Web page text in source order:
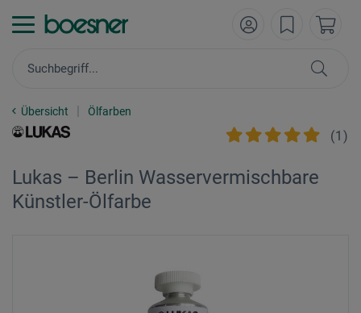
Übersicht Ölfarben
(1 )
Lukas – Berlin Wasservermischbare
Künstler-Ölfarbe